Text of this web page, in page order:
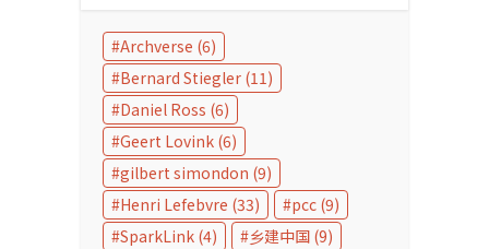
Archverse (6)
Bernard Stiegler (11)
Daniel Ross (6)
Geert Lovink (6)
gilbert simondon (9)
Henri Lefebvre (33) pcc (9)
SparkLink (4) 乡建中国 (9)